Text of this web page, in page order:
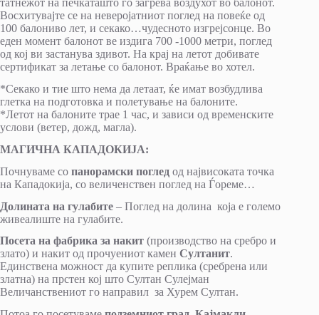
татнежот на печкаташто го загрева воздухот во балонот.
Восхитувајте се на неверојатниот поглед на повеќе од
100 балониво лет, и секако…чудесното изгрејсонце. Во
еден момент балонот ве издига 700 -1000 метри, поглед
од кој ви застанува здивот. На крај на летот добивате
сертификат за летање со балонот. Враќање во хотел.
*Секако и тие што нема да летаат, ќе имат возбудлива
глетка на подготовка и полетување на балоните.
*Летот на балоните трае 1 час, и зависи од временските
услови (ветер, дожд, магла).
МАГИЧНА КАПАДОКИЈА:
Почнуваме со панорамски поглед од највисоката точка
на Кападокија, со величенствен поглед на Ѓореме…
Долината на гулабите – Поглед на долина која е големо
живеалиште на гулабите.
Посета на фабрика за накит (производство на сребро и
злато) и накит од прочуениот камен Султанит.
Единствена можност да купите реплика (сребрена или
златна) на прстен кој што Султан Сулејман
Величанствениот го направил за Хурем Султан.